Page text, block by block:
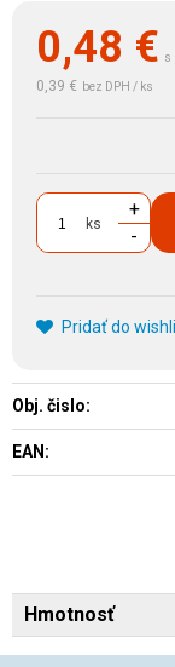
0,48 € s
0,39 € bez DPH / ks
ks
+
-
Pridať do
Obj. čislo:
EAN:
Hmotnosť